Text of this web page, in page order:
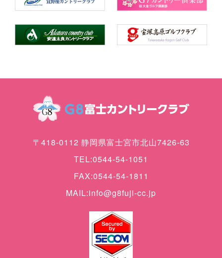
〒418-0112 静岡県富士宮市北山7426-63
TEL:0544-54-1051
FAX:0544-54-1811
MAIL:info@g8fuji-cc.jp